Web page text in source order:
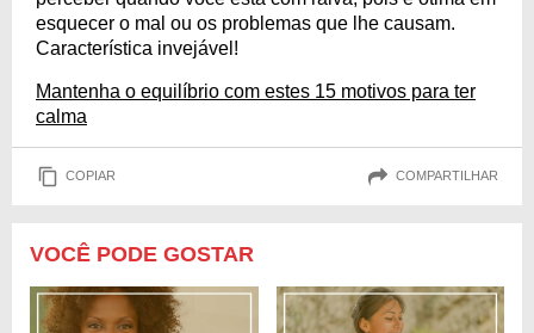
esquecer o mal ou os problemas que lhe causam.
Característica invejável!
Mantenha o equilíbrio com estes 15 motivos para ter
calma
COPIAR COMPARTILHAR
VOCÊ PODE GOSTAR